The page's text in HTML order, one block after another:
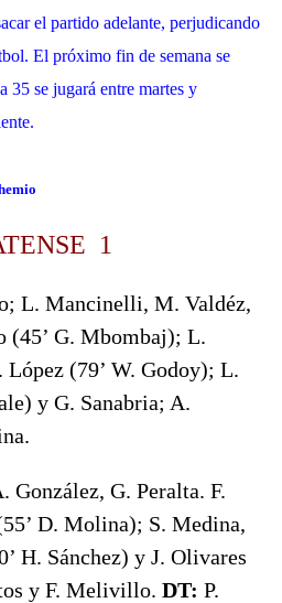
el partido adelante, perjudicando
El próximo fin de semana se
35 se jugará entre martes y
1
L. Mancinelli, M. Valdéz,
(45’ G. Mbombaj); L.
(79’ W. Godoy); L.
y G. Sanabria; A.
González, G. Peralta. F.
D. Molina); S. Medina,
H. Sánchez) y J. Olivares
y F. Melivillo. DT: P.